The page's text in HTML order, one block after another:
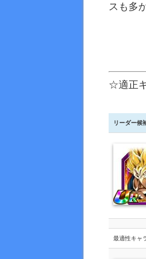
スも多
☆適正
リーダー候
最適性キャ